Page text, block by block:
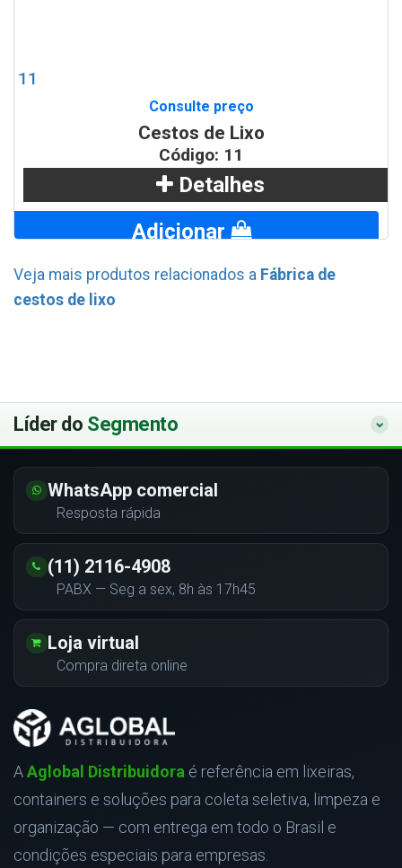
11
Consulte preço
Cestos de Lixo
Código: 11
Detalhes
Adicionar
WhatsApp
Veja mais produtos relacionados a Fábrica de
cestos de lixo
Líder do Segmento
WhatsApp comercial
Resposta rápida
(11) 2116-4908
PABX — Seg a sex, 8h às 17h45
Loja virtual
Compra direta online
AAglobal Distribuidora é referência em lixeiras,
containers e soluções para coleta seletiva, limpeza e
organização — com entrega em todo o Brasil e
condições especiais para empresas.